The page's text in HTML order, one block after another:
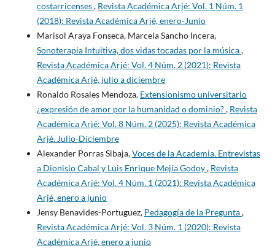
costarricenses, Revista Académica Arjé: Vol. 1 Núm. 1
(2018): Revista Académica Arjé, enero-Junio
Marisol Araya Fonseca, Marcela Sancho Incera,
Sonoterapia Intuitiva, dos vidas tocadas por la música,
Revista Académica Arjé: Vol. 4 Núm. 2 (2021): Revista
Académica Arjé, julio a diciembre
Ronaldo Rosales Mendoza, Extensionismo universitario
¿expresión de amor por la humanidad o dominio?, Revista
Académica Arjé: Vol. 8 Núm. 2 (2025): Revista Académica
Arjé. Julio-Diciembre
Alexander Porras Sibaja,Voces de la Academia. Entrevistas
a Dionisio Cabal y Luis Enrique Mejía Godoy, Revista
Académica Arjé: Vol. 4 Núm. 1 (2021): Revista Académica
Arjé, enero a junio
Jensy Benavides-Portuguez, Pedagogía de la Pregunta,
Revista Académica Arjé: Vol. 3 Núm. 1 (2020): Revista
Académica Arjé, enero a junio